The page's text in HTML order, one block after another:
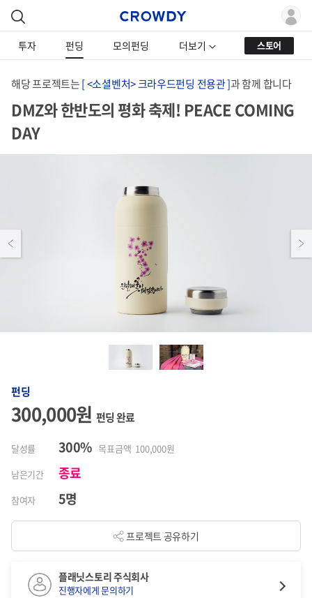
투자 펀딩 모의펀딩 더보기 스토어
해당 프로젝트는[ <소셜벤처> 크라우드펀딩 전용관 ]과 함께 합니다
DMZ와 한반도의 평화 축제! PEACE COMING
DAY
Previous Next
펀딩
300,000원 펀딩 완료
달성률 300% 목표금액 100,000원
남은기간
종료
참여자 5명
프로젝트 공유하기
플래닛스토리 주식회사
진행자에게 문의하기